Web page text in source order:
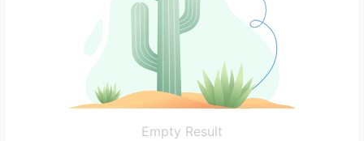
Empty Result